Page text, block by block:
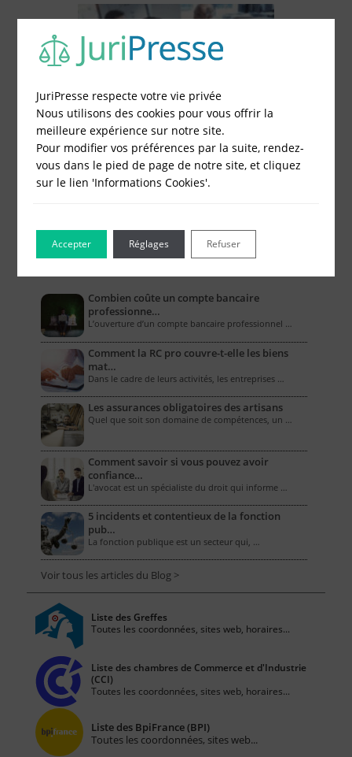
Combien coûte un compte bancaire
professionne…
L’ouverture d’un compte bancaire professionnel …
Comment la RC pro couvre-t-elle les biens
mat…
Dans le cadre de leurs activités, les entreprises …
Les assurances obligatoires des artisans
Quel que soit son domaine de compétences, un …
Comment savoir si vous pouvez avoir
confiance…
L'avocat est un spécialiste du droit qui informe …
5 incidents et contentieux de la fonction
pub…
La fonction publique est un secteur qui, …
Voir tous les articles du Blog >
Liste des Greffes
Toutes les coordonnées, sites web, horaires...
Liste des chambres de Commerce et d'Industrie
(CCI)
Toutes les coordonnées, sites web, horaires...
Liste des BpiFrance (BPI)
Toutes les coordonnées, sites web...
JuriPresse respecte votre vie privée
Nous utilisons des cookies pour vous offrir la
meilleure expérience sur notre site.
Pour modifier vos préférences par la suite, rendez-
vous dans le pied de page de notre site, et cliquez
sur le lien 'Informations Cookies'.
Accepter Refuser
Réglages